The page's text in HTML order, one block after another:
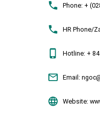
Phone:+
HR Phone/
Hotline:+ 84
Email:
Website: